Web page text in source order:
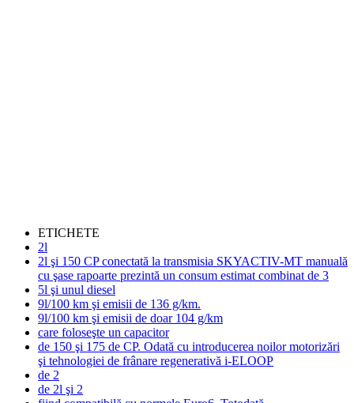
ETICHETE
2l
2l şi 150 CP conectată la transmisia SKYACTIV-MT manuală
cu şase rapoarte prezintă un consum estimat combinat de 3
5l şi unul diesel
9l/100 km şi emisii de 136 g/km.
9l/100 km şi emisii de doar 104 g/km
care foloseşte un capacitor
de 150 şi 175 de CP. Odată cu introducerea noilor motorizări
şi tehnologiei de frânare regenerativă i-ELOOP
de 2
de 2l şi 2